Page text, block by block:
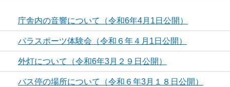
庁舎内の音響について（令和6年4月1日公開）
パラスポーツ体験会（令和６年４月1日公開）
外灯について（令和6年3月２９日公開）
バス停の場所について（令和６年3月１８日公開）